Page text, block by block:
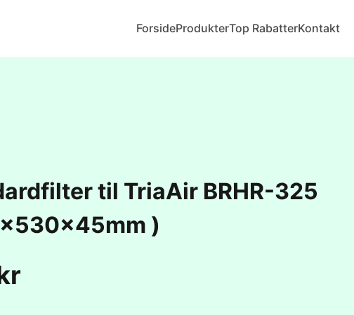
ForsideProdukterTop RabatterKontakt
til TriaAir BRHR-325
)